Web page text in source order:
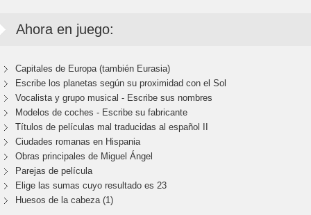
Ahora en juego:
Capitales de Europa (también Eurasia)
Escribe los planetas según su proximidad con el Sol
Vocalista y grupo musical - Escribe sus nombres
Modelos de coches - Escribe su fabricante
Títulos de películas mal traducidas al español II
Ciudades romanas en Hispania
Obras principales de Miguel Ángel
Parejas de película
Elige las sumas cuyo resultado es 23
Huesos de la cabeza (1)